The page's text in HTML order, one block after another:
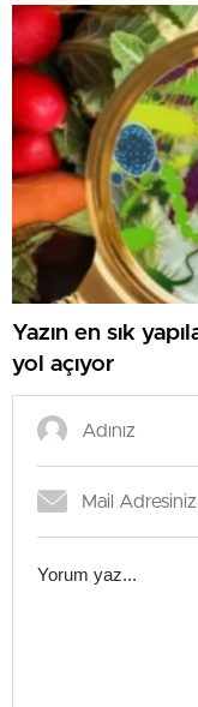
Yazın en sık
yol açıyor